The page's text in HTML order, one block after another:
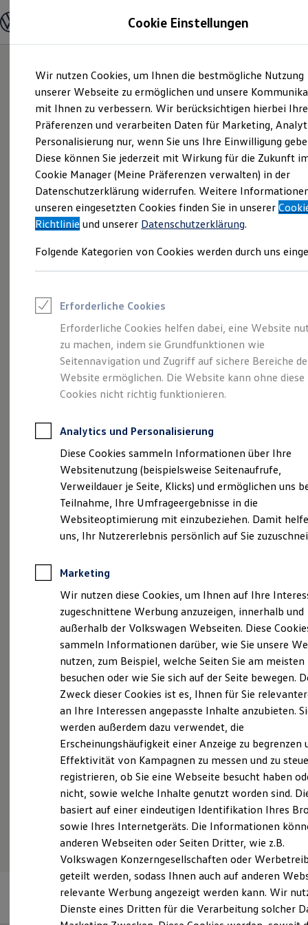
Hauptinhalt
springen
Footer
springen
Modelle und Konfigurator
Modelle vergleichen
Elektroautos
ENERGY Sondermodelle
Nutzfahrzeuge
SUV und CUV
Familienautos
Kombis
Kompaktwagen
Sportwagen
Schnell verfügbare Fahrzeuge
Angebote und Produkte
Aktuelle Angebote
E-Auto-Förderung
Volkswagen Marktplatz
Junge Gebrauchtwagen und Gebrauchtwagen
Saisonangebote
Leasing
Leasing-Angebote
Gebrauchtwagen Leasing
Junge Gebrauchtwagen-Leasing
Elektroauto Leasing
Kleinwagen-Leasing
Leasing ohne Anzahlung
Autokredit mit Schlussrate
Versicherungen und Garantien
Kfz-Versicherung
Restschuldversicherungen
Garantien
Wartungsverträge
Geschäftskunden
Professional Class bei Volkswagen
Großkunden
Behörden
Anpfiff zum Gewinn
Elektroautos
ID. Tutorials
Elektrofahrzeugkonzepte
Reichweite
Reichweite der ID. Modelle
Reichweite im Winter
Laden
Laden unterwegs
Laden Zuhause
Ladezeitensimulator
Batterie
Sicherheit
Garantie und Lebensdauer
Nachhaltigkeit
Technologie
Kosten und Kauf
Verbrauchskosten
Kaufoptionen
E-Auto-Förderung
Software und Konnektivität
Die ID. Software 6
ID. Software Versionen und Updates
Digitale Extras
Schnittstellen zu Ihrem ID.
Kompakt.
Charismatisch. Coupé.
Der Taigo.
Impressum & Rechtliches
Probefahrt vereinbaren
Fahrzeugangebot anfordern
Serviceanfrage stellen
Cookie Einstellungen
Wir nutzen Cookies, um Ihnen die bestmögliche Nutzung
unserer Webseite zu ermöglichen und unsere
mit Ihnen zu verbessern. Wir berücksichtigen hierbei Ihre
Präferenzen und verarbeiten Daten für Marketing,
Personalisierung nur, wenn Sie uns Ihre Einwilligung
Diese können Sie jederzeit mit Wirkung für die Zukunft
Cookie Manager (Meine Präferenzen verwalten) in der
Datenschutzerklärung widerrufen. Weitere
unseren eingesetzten Cookies finden Sie in unserer
Richtlinie und unserer Datenschutzerklärung.
Folgende Kategorien von Cookies werden durch uns
Erforderliche Cookies
Erforderliche Cookies helfen dabei, eine Website
zu machen, indem sie Grundfunktionen wie
Seitennavigation und Zugriff auf sichere Bereiche
Website ermöglichen. Die Website kann ohne diese
Cookies nicht richtig funktionieren.
Analytics und Personalisierung
Diese Cookies sammeln Informationen über Ihre
Websitenutzung (beispielsweise Seitenaufrufe,
Verweildauer je Seite, Klicks) und ermöglichen uns
Teilnahme, Ihre Umfrageergebnisse in die
Websiteoptimierung mit einzubeziehen. Damit
uns, Ihr Nutzererlebnis persönlich auf Sie
Marketing
Wir nutzen diese Cookies, um Ihnen auf Ihre
zugeschnittene Werbung anzuzeigen, innerhalb und
außerhalb der Volkswagen Webseiten. Diese
sammeln Informationen darüber, wie Sie unsere
nutzen, zum Beispiel, welche Seiten Sie am meisten
besuchen oder wie Sie sich auf der Seite bewegen.
Zweck dieser Cookies ist es, Ihnen für Sie
an Ihre Interessen angepasste Inhalte anzubieten.
werden außerdem dazu verwendet, die
Erscheinungshäufigkeit einer Anzeige zu begrenzen
Effektivität von Kampagnen zu messen und zu
registrieren, ob Sie eine Webseite besucht haben
nicht, sowie welche Inhalte genutzt worden sind.
basiert auf einer eindeutigen Identifikation Ihres
sowie Ihres Internetgeräts. Die Informationen
anderen Webseiten oder Seiten Dritter, wie z.B.
Volkswagen Konzerngesellschaften oder
geteilt werden, sodass Ihnen auch auf anderen
relevante Werbung angezeigt werden kann. Wir
Dienste eines Dritten für die Verarbeitung solcher